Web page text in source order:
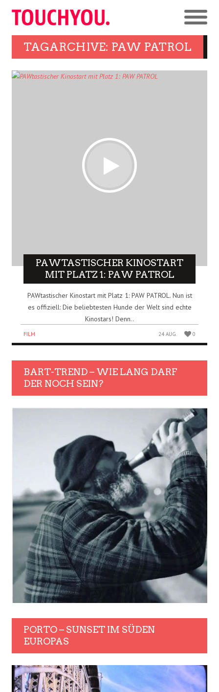
TAGARCHIVE: PAW PATROL
PAWTASTISCHER KINOSTART
MIT PLATZ 1: PAW PATROL
PAWtastischer Kinostart mit Platz 1: PAW PATROL. Nun ist
es offiziell: Die beliebtesten Hunde der Welt sind echte
Kinostars! Denn..
FILM 24 AUG. 0
BART-TREND – WIE LANG DARF
DER NOCH SEIN?
PORTO – SUNSET IM SÜDEN
EUROPAS